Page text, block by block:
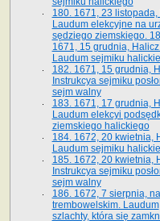
180. 1671, 23 listopada,
Laudum elekcyjne na
sędziego ziemskiego.
1671, 15 grudnia,
Laudum sejmiku
182. 1671, 15 grudnia,
Instrukcya sejmiku
sejm walny
183. 1671, 17 grudnia,
Laudum elekcyi
ziemskiego halickiego
184. 1672, 20 kwietnia,
Laudum sejmiku
185. 1672, 20 kwietnia,
Instrukcya sejmiku
sejm walny
186. 1672, 7 sierpnia,
trembowelskim. Laudum
szlachty, która się